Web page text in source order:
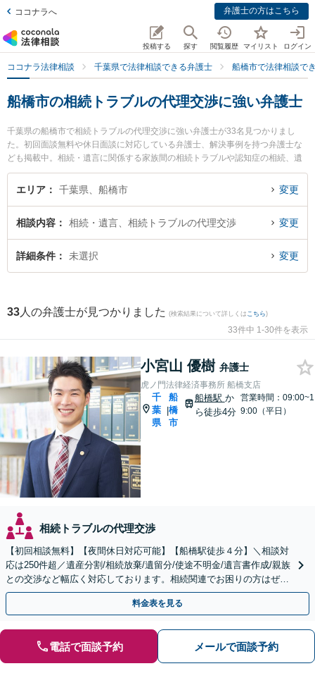
ココナラへ 弁護士の方はこちら
投稿する 探す 閲覧履歴 マイリスト ログイン
ココナラ法律相談 千葉県で法律相談できる弁護士 船橋市で法律相談で
船橋市の相続トラブルの代理交渉に強い弁護士
千葉県の船橋市で相続トラブルの代理交渉に強い弁護士が33名見つかりまし
た。初回面談無料や休日面談に対応している弁護士、解決事例を持つ弁護士な
ども掲載中。相続・遺言に関係する家族間の相続トラブルや認知症の相続、遺
産分割等の細かな分野での絞り込み検索もでき便利です。特に虎ノ門法律経済
事務所 船橋支店の小宮山 優樹弁護士やネクスパート法律事務所 西船橋オフィ
市で土日や夜間に発生した相続トラブルの代理交渉のトラブルを今すぐに弁護
士に相談したい』『相続トラブルの代理交渉のトラブル解決の実績豊富な近く
の弁護士を検索したい』『初回相談無料で相続トラブルの代理交渉を法律相談
エリア 千葉県、船橋市 変更
相談内容 相続・遺言、相続トラブルの代理交渉 変更
詳細条件 未選択 変更
33 人の弁護士が見つかりました (検索結果について詳しくは こちら)
33件中 1-30件を表示
小宮山 優樹 弁護士
虎ノ門法律経済事務所 船橋支店
千
葉
県
|
船
橋
市
船橋駅 か
ら徒歩4分
営業時間：09:00~1
9:00（平日）
相続トラブルの代理交渉
【初回相談無料】【夜間休日対応可能】【船橋駅徒歩４分】＼相談対
応は250件超／遺産分割/相続放棄/遺留分/使途不明金/遺言書作成/親族
との交渉など幅広く対応しております。相続関連でお困りの方はぜひ
一度ご相談ください。
料金表を見る
電話で面談予約 メールで面談予約